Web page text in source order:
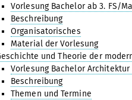
Vorlesung Bachelor ab 3. FS/
Beschreibung
Organisatorisches
Material der Vorlesung
und Theorie der
Vorlesung Bachelor Architektur
Beschreibung
Themen und Termine